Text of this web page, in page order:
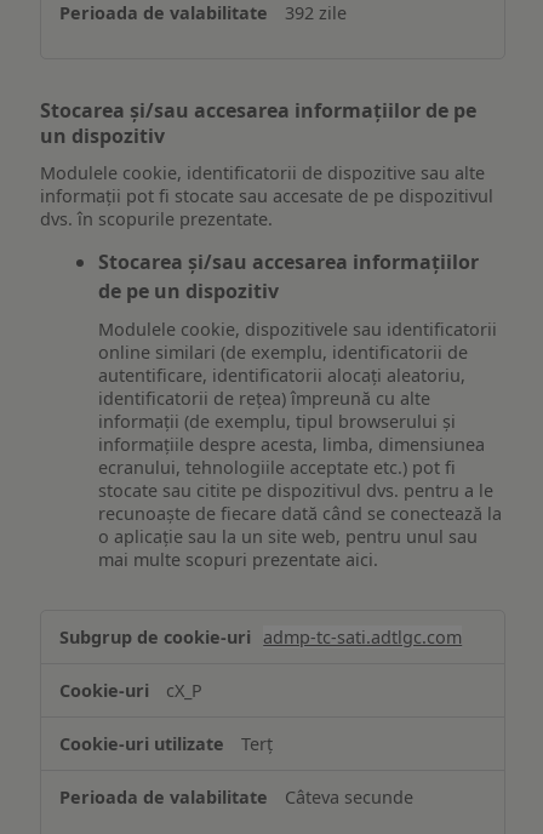
392 zile
Stocarea și/sau accesarea informațiilor de pe
un dispozitiv
Modulele cookie, identificatorii de dispozitive sau alte
informații pot fi stocate sau accesate de pe dispozitivul
dvs. în scopurile prezentate.
Stocarea și/sau accesarea informațiilor
de pe un dispozitiv
Modulele cookie, dispozitivele sau identificatorii
online similari (de exemplu, identificatorii de
autentificare, identificatorii alocați aleatoriu,
identificatorii de rețea) împreună cu alte
informații (de exemplu, tipul browserului și
informațiile despre acesta, limba, dimensiunea
ecranului, tehnologiile acceptate etc.) pot fi
stocate sau citite pe dispozitivul dvs. pentru a le
recunoaște de fiecare dată când se conectează la
o aplicație sau la un site web, pentru unul sau
mai multe scopuri prezentate aici.
și/sau
informațiilor
pe
dispozitiv
admp-tc-sati.adtlgc.com
cX_P
Terț
Câteva secunde